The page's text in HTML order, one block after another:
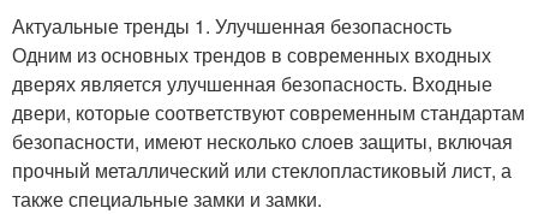
Актуальные тренды 1. Улучшенная безопасность
Одним из основных трендов в современных входных
дверях является улучшенная безопасность. Входные
двери, которые соответствуют современным стандартам
безопасности, имеют несколько слоев защиты, включая
прочный металлический или стеклопластиковый лист, а
также специальные замки и замки.